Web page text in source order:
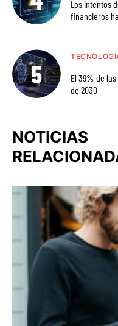
Los intentos
financieros
El 39% de
de 2030
NOTICIAS